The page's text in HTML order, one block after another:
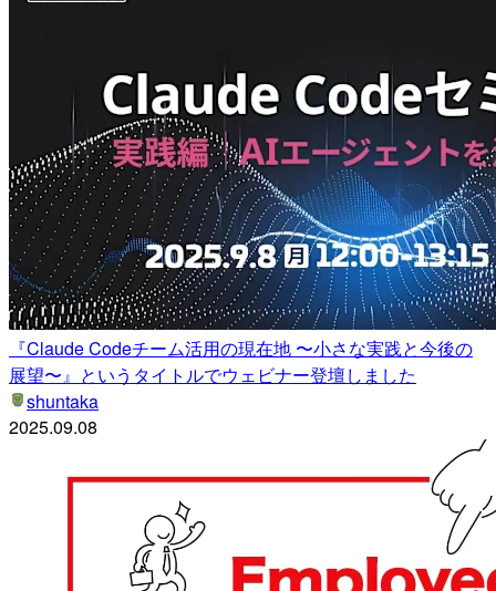
『Claude Codeチーム活用の現在地 〜小さな実践と今後の
展望〜』というタイトルでウェビナー登壇しました
shuntaka
2025.09.08